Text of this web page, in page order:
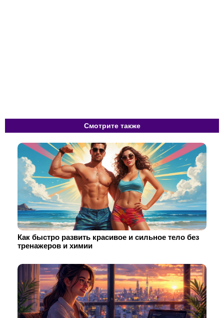
Смотрите также
Как быстро развить красивое и сильное тело без
тренажеров и химии